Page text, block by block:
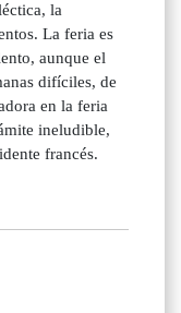
la
La feria es
aunque el
difíciles, de
en la feria
ineludible,
francés.